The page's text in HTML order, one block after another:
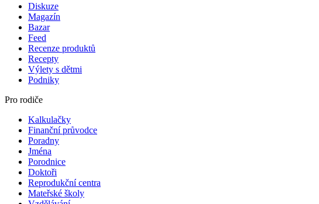
Diskuze
Magazín
Bazar
Feed
Recenze produktů
Recepty
Výlety s dětmi
Podniky
Pro rodiče
Kalkulačky
Finanční průvodce
Poradny
Jména
Porodnice
Doktoři
Reprodukční centra
Mateřské školy